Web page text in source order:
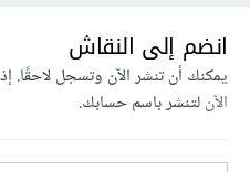
انضم إلى النقاش
يمكنك أن تنشر الآن وتسجل لاحقًا.
الآنلتنشر باسم حسابك.